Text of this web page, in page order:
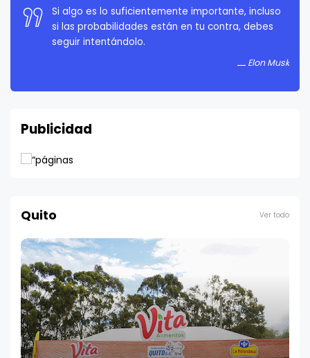
Si algo es lo suficientemente importante, incluso
si las probabilidades están en tu contra, debes
seguir intentándolo.
Elon Musk
Publicidad
Quito Ver todo